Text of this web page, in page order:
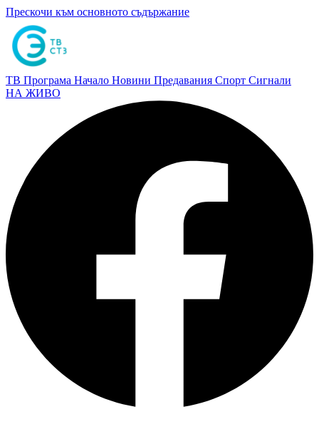
Прескочи към основното съдържание
ТВ Програма Начало Новини Предавания Спорт Сигнали
НА ЖИВО